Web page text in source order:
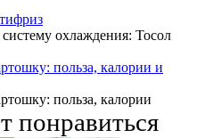
охлаждения: Тосол
польза, калории и
польза, калории
понравиться